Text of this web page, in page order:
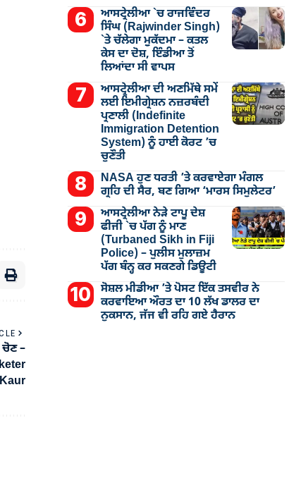
ਚੋਣ –
ਆਸਟ੍ਰੇਲੀਆ `ਚ ਰਾਜਵਿੰਦਰ
ਸਿੰਘ (Rajwinder Singh)
`ਤੇ ਚੱਲੇਗਾ ਮੁੁਕੱਦਮਾ – ਕਤਲ
ਕੇਸ ਦਾ ਦੋਸ਼, ਇੰਡੀਆ ਤੋਂ
ਲਿਆਂਦਾ ਸੀ ਵਾਪਸ
ਆਸਟ੍ਰੇਲੀਆ ਦੀ ਅਣਮਿੱਥੇ ਸਮੇਂ
ਲਈ ਇਮੀਗ੍ਰੇਸ਼ਨ ਨਜ਼ਰਬੰਦੀ
ਪ੍ਰਣਾਲੀ (Indefinite
Immigration Detention
System) ਨੂੰ ਹਾਈ ਕੋਰਟ ’ਚ
ਚੁਣੌਤੀ
NASA ਹੁਣ ਧਰਤੀ ’ਤੇ ਕਰਵਾਏਗਾ ਮੰਗਲ
ਗ੍ਰਹਿ ਦੀ ਸੈਰ, ਬਣ ਗਿਆ ‘ਮਾਰਸ ਸਿਮੁਲੇਟਰ’
ਆਸਟ੍ਰੇਲੀਆ ਨੇੜੇ ਟਾਪੂ ਦੇਸ਼
ਫੀਜੀ `ਚ ਪੱਗ ਨੂੰ ਮਾਣ
(Turbaned Sikh in Fiji
Police) – ਪੁਲੀਸ ਮੁਲਾਜ਼ਮ
ਪੱਗ ਬੰਨ੍ਹ ਕਰ ਸਕਣਗੇ ਡਿਊਟੀ
ਸੋਸ਼ਲ ਮੀਡੀਆ ’ਤੇ ਪੋਸਟ ਇੱਕ ਤਸਵੀਰ ਨੇ
ਕਰਵਾਇਆ ਔਰਤ ਦਾ 10 ਲੱਖ ਡਾਲਰ ਦਾ
ਨੁਕਸਾਨ, ਜੱਜ ਵੀ ਰਹਿ ਗਏ ਹੈਰਾਨ